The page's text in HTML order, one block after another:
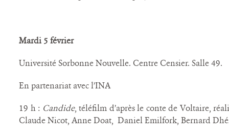
Mardi 5 février
Université Sorbonne Nouvelle. Centre Censier. Salle 49.
En partenariat avec l’INA
19 h : Candide, téléfilm d’après le conte de Voltaire,
Claude Nicot, Anne Doat, Daniel Emilfork, Bernard